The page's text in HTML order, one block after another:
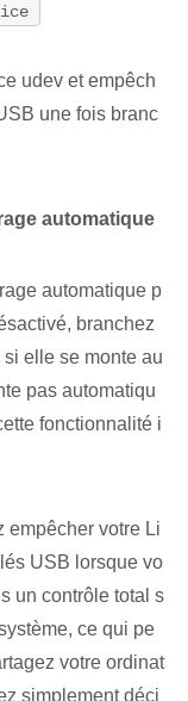
udev et empêch
une fois branc
automatique⁤
automatique⁢ p
branchez
elle se monte⁢ au
pas automatiqu
fonctionnalité i
empêcher votre Li
USB lorsque vo
‌un contrôle total⁤ s
ce qui pe
votre ordinat
simplement⁤ déci